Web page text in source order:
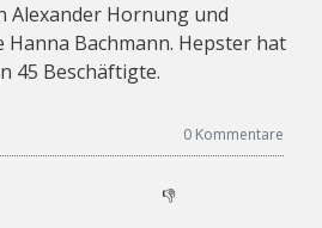
Alexander Hornung und
Hanna Bachmann. Hepster hat
45 Beschäftigte.
0 Kommentare
👎